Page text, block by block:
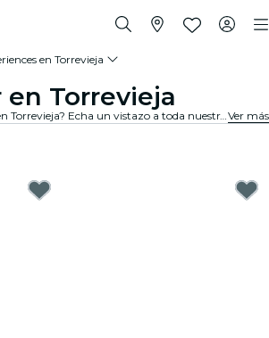
en Torrevieja
en Torrevieja
¿Buscas cosas que hacer en Torrevieja? Echa un vistazo a toda nuestra selección y encuentra las mejores experiences y actividades que se ofrecen actualmente en la ciudad.Ver más